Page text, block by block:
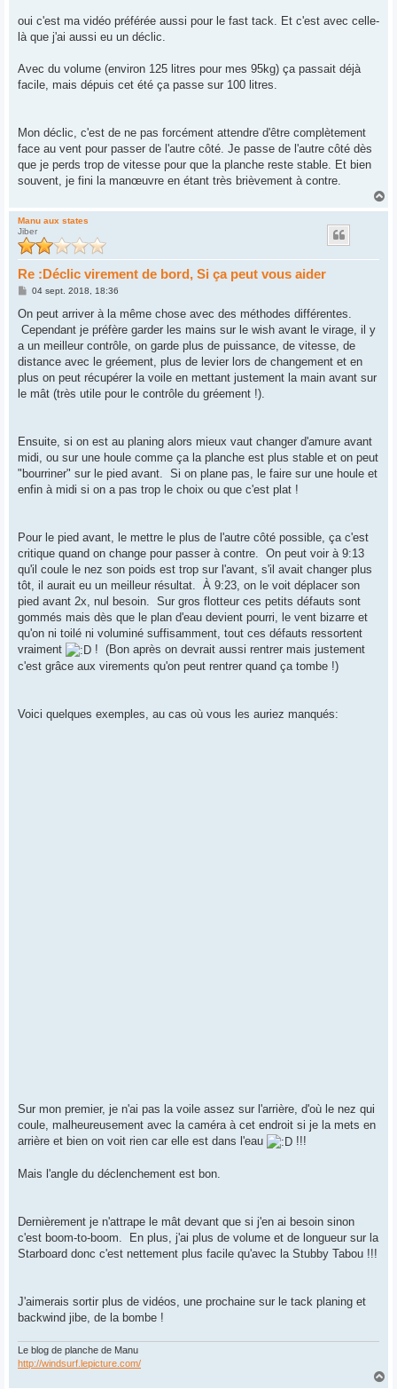
oui c'est ma vidéo préférée aussi pour le fast tack. Et c'est avec celle-
là que j'ai aussi eu un déclic.
Avec du volume (environ 125 litres pour mes 95kg) ça passait déjà
facile, mais dépuis cet été ça passe sur 100 litres.
Mon déclic, c'est de ne pas forcément attendre d'être complètement
face au vent pour passer de l'autre côté. Je passe de l'autre côté dès
que je perds trop de vitesse pour que la planche reste stable. Et bien
souvent, je fini la manœuvre en étant très brièvement à contre.
Manu aux states
Jiber
Re :Déclic virement de bord, Si ça peut vous aider
M
s
a
g
04 sept. 2018, 18:36
On peut arriver à la même chose avec des méthodes différentes.
Cependant je préfère garder les mains sur le wish avant le virage, il y
a un meilleur contrôle, on garde plus de puissance, de vitesse, de
distance avec le gréement, plus de levier lors de changement et en
plus on peut récupérer la voile en mettant justement la main avant sur
le mât (très utile pour le contrôle du gréement !).
Ensuite, si on est au planing alors mieux vaut changer d'amure avant
midi, ou sur une houle comme ça la planche est plus stable et on peut
"bourriner" sur le pied avant. Si on plane pas, le faire sur une houle et
enfin à midi si on a pas trop le choix ou que c'est plat !
Pour le pied avant, le mettre le plus de l'autre côté possible, ça c'est
critique quand on change pour passer à contre. On peut voir à 9:13
qu'il coule le nez son poids est trop sur l'avant, s'il avait changer plus
tôt, il aurait eu un meilleur résultat. À 9:23, on le voit déplacer son
pied avant 2x, nul besoin. Sur gros flotteur ces petits défauts sont
gommés mais dès que le plan d'eau devient pourri, le vent bizarre et
qu'on ni toilé ni voluminé suffisamment, tout ces défauts ressortent
vraiment
! (Bon après on devrait aussi rentrer mais justement
c'est grâce aux virements qu'on peut rentrer quand ça tombe !)
Voici quelques exemples, au cas où vous les auriez manqués:
Sur mon premier, je n'ai pas la voile assez sur l'arrière, d'où le nez qui
coule, malheureusement avec la caméra à cet endroit si je la mets en
arrière et bien on voit rien car elle est dans l'eau
!!!
Mais l'angle du déclenchement est bon.
Dernièrement je n'attrape le mât devant que si j'en ai besoin sinon
c'est boom-to-boom. En plus, j'ai plus de volume et de longueur sur la
Starboard donc c'est nettement plus facile qu'avec la Stubby Tabou !!!
J'aimerais sortir plus de vidéos, une prochaine sur le tack planing et
backwind jibe, de la bombe !
Le blog de planche de Manu
http://windsurf.lepicture.com/